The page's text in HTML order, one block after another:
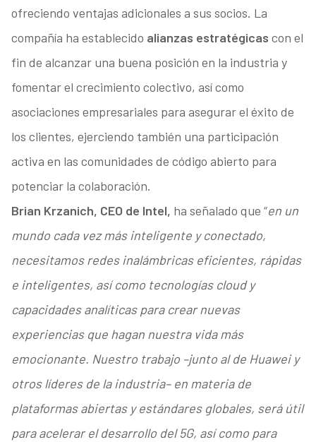
ofreciendo ventajas adicionales a sus socios. La
compañía ha establecido alianzas estratégicas con el
fin de alcanzar una buena posición en la industria y
fomentar el crecimiento colectivo, así como
asociaciones empresariales para asegurar el éxito de
los clientes, ejerciendo también una participación
activa en las comunidades de código abierto para
potenciar la colaboración.
Brian Krzanich, CEO de Intel, ha señalado que “en un
mundo cada vez más inteligente y conectado,
necesitamos redes inalámbricas eficientes, rápidas
e inteligentes, así como tecnologías cloud y
capacidades analíticas para crear nuevas
experiencias que hagan nuestra vida más
emocionante. Nuestro trabajo –junto al de Huawei y
otros líderes de la industria– en materia de
plataformas abiertas y estándares globales, será útil
para acelerar el desarrollo del 5G, así como para